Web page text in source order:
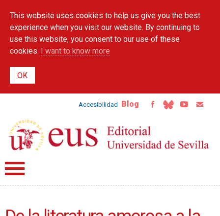
main
content
This website uses cookies to help us give you the best
experience when you visit our website. By continuing to
use this website, you consent to our use of these
cookies. I want to know more
Accesibilidad Blog